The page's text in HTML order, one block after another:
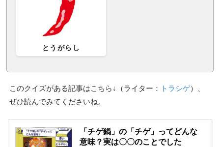
とうがらし
このクイズがある記事はこちら↓（ライター： トラシゲ）、
ぜひ読んでみてくださいね。
「チゲ鍋」の「チゲ」ってどんな
意味？実は〇〇のことでした